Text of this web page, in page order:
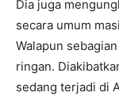
Dia juga
secara umum
Walapun
ringan.
sedang terjadi di